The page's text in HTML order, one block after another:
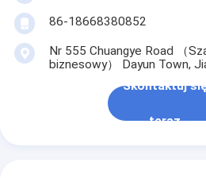
86-18668380852
Nr 555 Chuangye Road （
biznesowy） Dayun Town,
Skontaktuj
teraz